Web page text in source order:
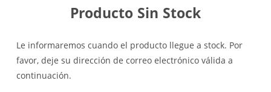
Producto Sin Stock
Le informaremos cuando el producto llegue a stock. Por
favor, deje su dirección de correo electrónico válida a
continuación.